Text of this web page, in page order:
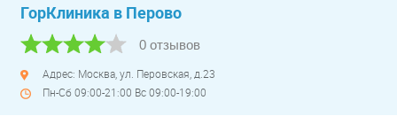
ГорКлиника в Перово
0 отзывов
Адрес: Москва, ул. Перовская, д.23
Пн-Сб 09:00-21:00 Вс 09:00-19:00